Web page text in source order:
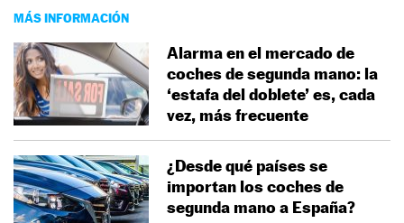
MÁS INFORMACIÓN
Alarma en el mercado de
coches de segunda mano: la
‘estafa del doblete’ es, cada
vez, más frecuente
¿Desde qué países se
importan los coches de
segunda mano a España?